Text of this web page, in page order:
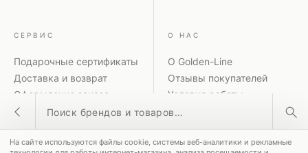
СЕРВИС
Подарочные сертификаты
Доставка и возврат
Оформление заказа
Способы оплаты
Акции и скидки
Контакты
О НАС
О Golden-Line
Отзывы покупателей
Условия работы
Политика
конфиденциальности
Рассылка
На сайте используются файлы cookie, системы веб-аналитики и рекламные
ПОПУЛЯРНЫЕ ЗАПРОСЫ